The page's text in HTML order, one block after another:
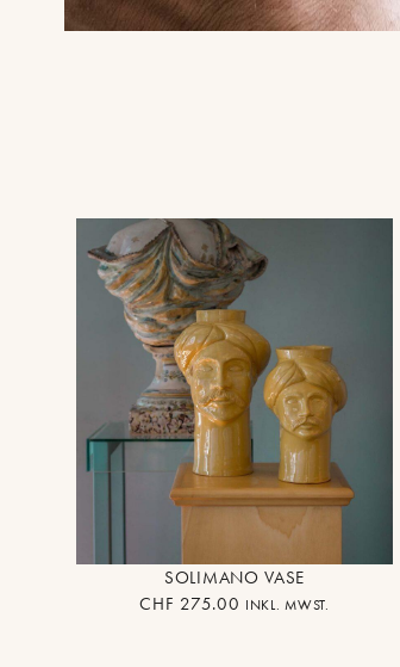
SOLIMANO VASE
CHF 275.00 INKL. MWST.